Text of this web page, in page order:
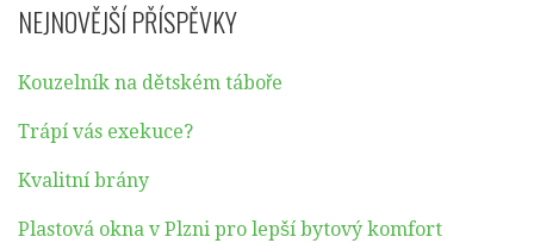
NEJNOVĚJŠÍ PŘÍSPĚVKY
Kouzelník na dětském táboře
Trápí vás exekuce?
Kvalitní brány
Plastová okna v Plzni pro lepší bytový komfort